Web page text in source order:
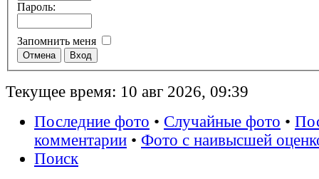
Пароль:
Запомнить меня
Текущее время: 10 авг 2026, 09:39
Последние фото • Случайные фото •
комментарии • Фото с наивысшей
Поиск